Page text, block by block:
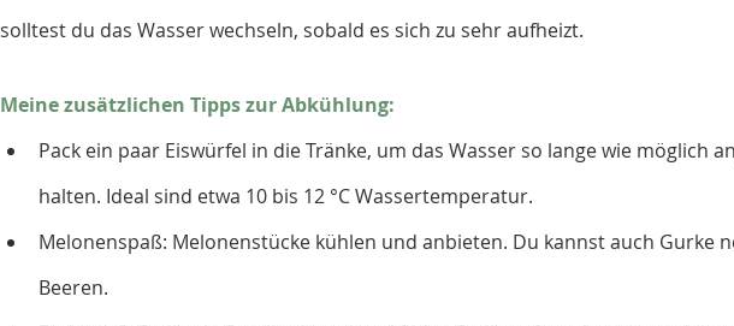
solltest du das Wasser wechseln, sobald es sich zu sehr aufheizt.
Meine zusätzlichen Tipps zur Abkühlung:
Pack ein paar Eiswürfel in die Tränke, um das Wasser so lange wie möglich
halten. Ideal sind etwa 10 bis 12 °C Wassertemperatur.
Melonenspaß: Melonenstücke kühlen und anbieten. Du kannst auch Gurke
Beeren.